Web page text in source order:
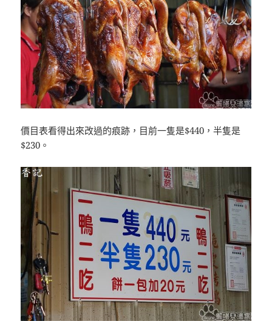
價目表看得出來改過的痕跡，目前一隻是$440，半隻是
$230。